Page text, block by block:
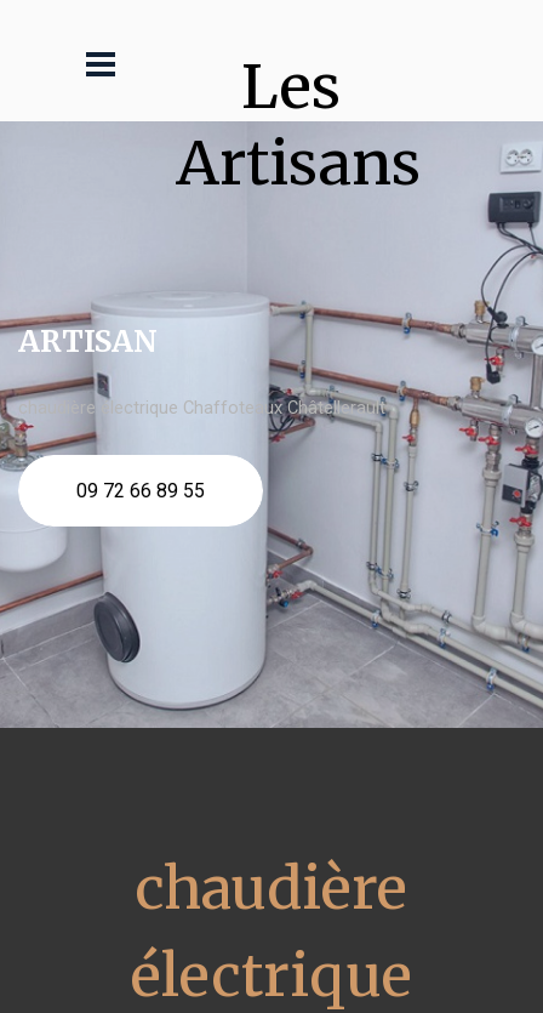
Les
Artisans
ARTISAN
chaudière électrique Chaffoteaux Châtellerault
09 72 66 89 55
chaudière
électrique